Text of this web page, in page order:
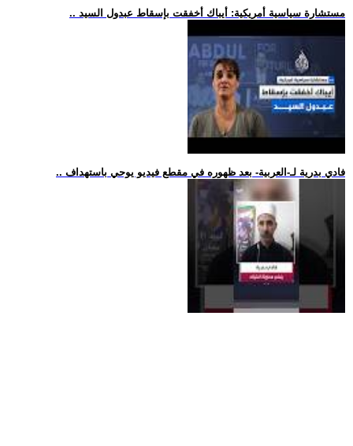
.. مستشارة سياسية أمريكية: أيباك أخفقت بإسقاط عبدول السيد
.. فادي بدرية لـ-العربية- بعد ظهوره في مقطع فيديو يوحي باستهداف